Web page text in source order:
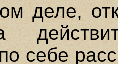
деле,
себе